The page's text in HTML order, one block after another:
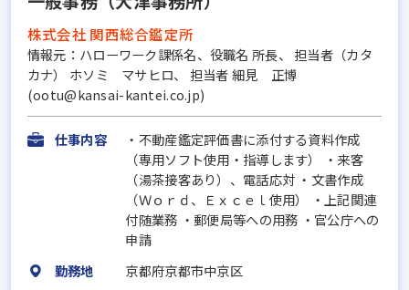
株式会社 関西総合鑑定所
情報元：ハローワーク課係名、役職名 所長、 担当者（カタ
カナ） ホソミ マサヒロ、 担当者 細見 正博
(ootu@kansai-kantei.co.jp)
仕事内容
・不動産鑑定評価書に添付する資料作成
（専用ソフト使用・指導します） ・来客
（湯茶接客あり）、電話応対 ・文書作成
（Ｗｏｒｄ、Ｅｘｃｅｌ使用） ・上記関連
付随業務 ・郵便局等への用務 ・官公庁への
申請
勤務地
京都府京都市中京区